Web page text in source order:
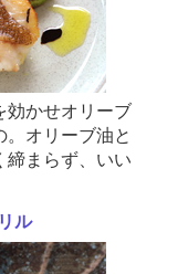
かせオリーブ
オリーブ油と
締まらず、いい
ル